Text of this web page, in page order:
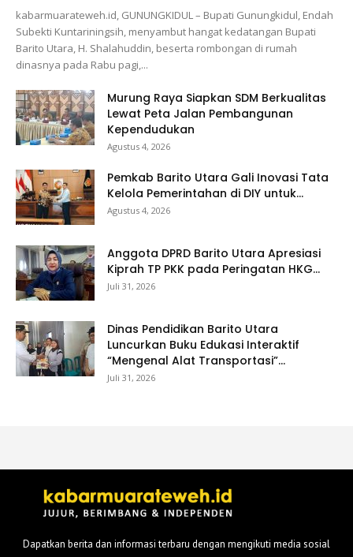
kabarmuarateweh.id, GUNUNGKIDUL – Bupati Gunungkidul, Endah
Subekti Kuntariningsih, menyambut hangat kedatangan Bupati
Barito Utara, H. Shalahuddin, beserta rombongan di rumah
dinasnya pada Rabu pagi,...
Murung Raya Siapkan SDM Berkualitas
Lewat Peta Jalan Pembangunan
Kependudukan
Agustus 4, 2026
Pemkab Barito Utara Gali Inovasi Tata
Kelola Pemerintahan di DIY untuk...
Agustus 4, 2026
Anggota DPRD Barito Utara Apresiasi
Kiprah TP PKK pada Peringatan HKG...
Juli 31, 2026
Dinas Pendidikan Barito Utara
Luncurkan Buku Edukasi Interaktif
“Mengenal Alat Transportasi”...
Juli 31, 2026
Dapatkan berita dan informasi terbaru dengan mengikuti media sosial